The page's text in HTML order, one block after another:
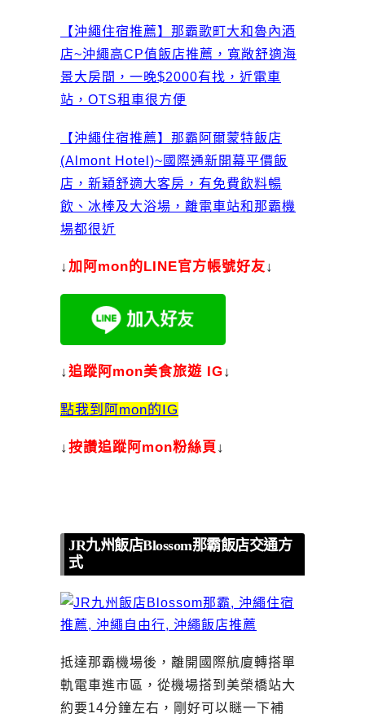
【沖繩住宿推薦】那霸歌町大和魯內酒
店~沖繩高CP值飯店推薦，寬敞舒適海
景大房間，一晚$2000有找，近電車
站，OTS租車很方便
【沖繩住宿推薦】那霸阿爾蒙特飯店
(Almont Hotel)~國際通新開幕平價飯
店，新穎舒適大客房，有免費飲料暢
飲、冰棒及大浴場，離電車站和那霸機
場都很近
↓加 阿mon的LINE官方帳號好友↓
↓追蹤阿mon美食旅遊 IG↓
點我到阿mon的IG
↓按讚追蹤阿mon粉絲頁 ↓
JR九州飯店Blossom那霸飯店交通方
式
抵達那霸機場後，離開國際航廈轉搭單
軌電車進市區，從機場搭到美榮橋站大
約要14分鐘左右，剛好可以瞇一下補